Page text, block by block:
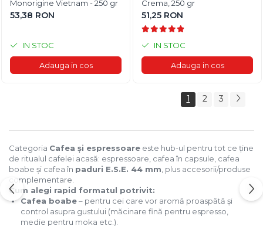
Monorigine Vietnam - 250 gr
53,38 RON
IN STOC
Adauga in cos
Crema, 250 gr
51,25 RON
IN STOC
Adauga in cos
1 2 3
Categoria Cafea și espressoare este hub-ul pentru tot ce ține
de ritualul cafelei acasă: espressoare, cafea în capsule, cafea
boabe și cafea în paduri E.S.E. 44 mm , plus accesorii/produse
complementare.
Cum alegi rapid formatul potrivit:
Cafea boabe– pentru cei care vor aromă proaspătă și
control asupra gustului (măcinare fină pentru espresso,
medie pentru moka etc.).